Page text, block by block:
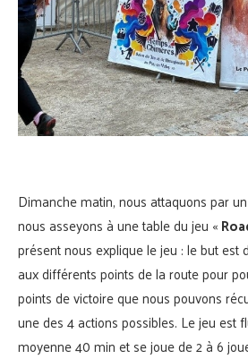
Dimanche matin, nous attaquons par
nous asseyons à une table du jeu «
présent nous explique le jeu : le but est
aux différents points de la route pour
points de victoire que nous pouvons
une des 4 actions possibles. Le jeu est
moyenne 40 min et se joue de 2 à 6